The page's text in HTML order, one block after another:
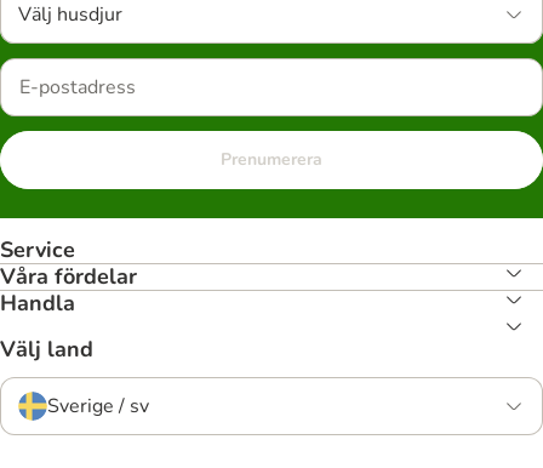
Välj husdjur
Prenumerera
Service
Våra fördelar
Handla
Välj land
Sverige / sv